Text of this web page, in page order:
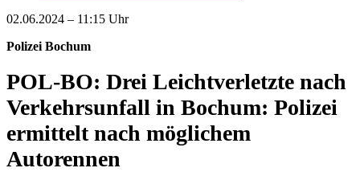
02.06.2024 – 11:15 Uhr
Polizei Bochum
POL-BO: Drei Leichtverletzte nach
Verkehrsunfall in Bochum: Polizei
ermittelt nach möglichem
Autorennen